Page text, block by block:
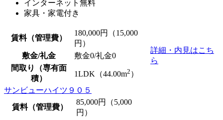
インターネット無料
家具・家電付き
賃料（管理費）
180,000円（15,000
円）
詳細・内見はこち
ら
敷金/礼金 敷金0/礼金0
間取り（専有面
積）
1LDK（44.00m2 ）
サンビューハイツ９０５
賃料（管理費）
85,000円（5,000
円）